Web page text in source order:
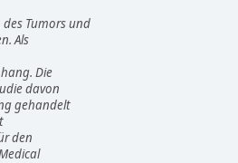
Tumors und
Als
Die
davon
gehandelt
den